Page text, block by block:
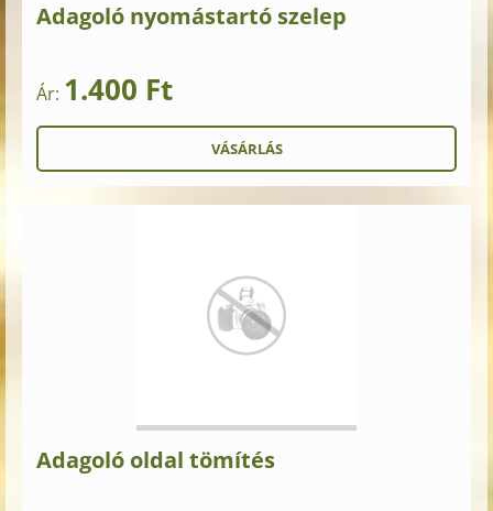
Adagoló nyomástartó szelep
Ár: 1.400 Ft
Adagoló oldal tömítés